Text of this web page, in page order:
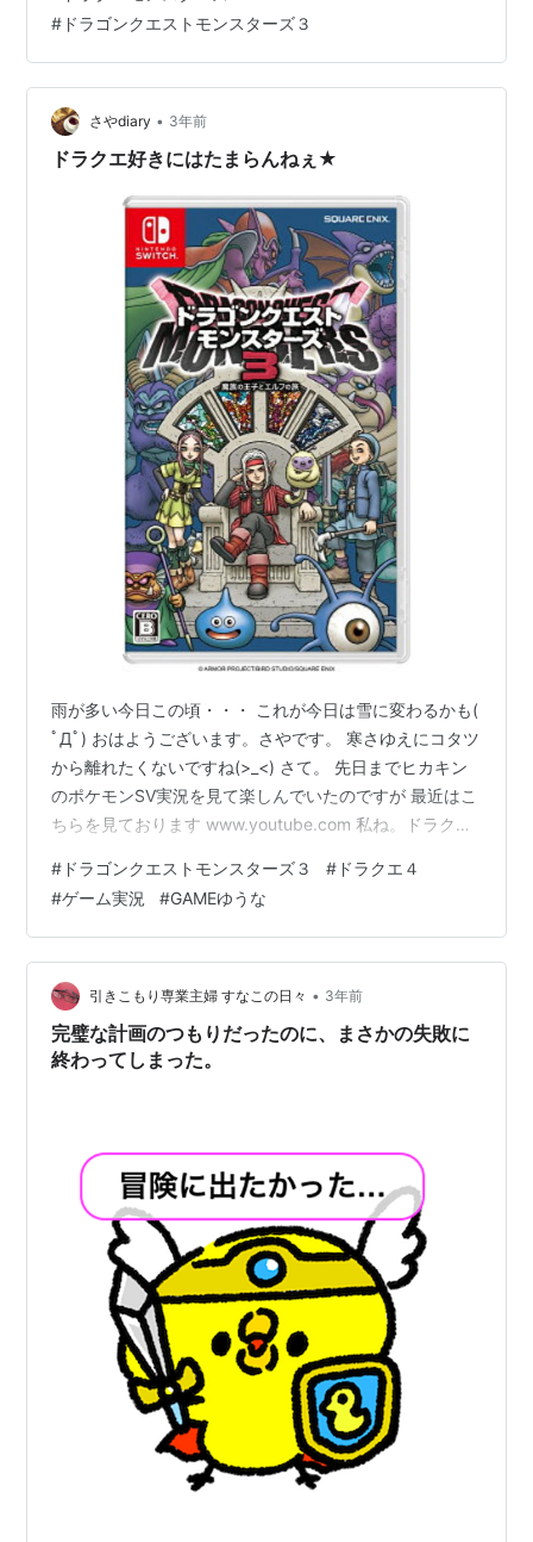
子とエルフの旅 -Switch いや～～～～～ 面白過ぎてちょ
っとでも時間があればやりたい気持ちがムクムクと もっ
と早くに手を出しても良かったなぁとも思ってます 購入
して良かった！ っていうか、夫に買ってもらったんです
が(￣▽￣) シャドウベビーがブチュチュンパを従えてい
るの図 …
# ドラゴンクエストモンスターズ３
さやdiary • 3年前
ドラクエ好きにはたまらんねぇ★
雨が多い今日この頃・・・ これが今日は雪に変わるかも(
ﾟДﾟ) おはようございます。さやです。 寒さゆえにコタツ
から離れたくないですね(>_<) さて。 先日までヒカキン
のポケモンSV実況を見て楽しんでいたのですが 最近はこ
ちらを見ております www.youtube.com 私ね。ドラクエ
に来たんですよね。 だから、モンスターズがどういうゲ
ームかはさっぱりだったので 今回も発売されるのは知っ
ていましたがスルーしていたんですよ でも、どうも「ピ
サロ」が主人公らしいこと。 ピサロってあのドラクエ４
のボスですか？ってなりまして。 なんか、ストー…
# ドラゴンクエストモンスターズ３ # ドラクエ４
#ゲーム実況 #GAMEゆうな
引きこもり専業主婦 すなこの日々 • 3年前
完璧な計画のつもりだったのに、まさかの失敗に
終わってしまった。